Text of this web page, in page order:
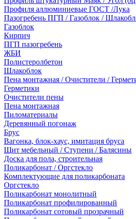
Профиля аллюминиевые ГОСТ /Лука
Пазогребень ПГП / Газоблок /
Газоблок
Кирпич
ПГП пазогребень
ЖБИ
Полистеролбетон
Шлакоблок
Пена монтажная / Очистители /
Герметики
Очистители пены
Пена монтажная
Пиломатериалы
Деревянный погонаж
Брус
Вагонка, блок-хаус, имитация бруса
Щит мебельный / Ступени / Балясины
Доска для пола, строительная
Поликарбонат / Оргстекло
Комплектующие для поликарбоната
Оргстекло
Поликарбонат монолитный
Поликарбонат профилированный
Поликарбонат сотовый прозрачный